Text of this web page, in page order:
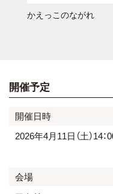
かえっこのながれ
開催予定
開催日時
2026年4月11日（土）14：
会場